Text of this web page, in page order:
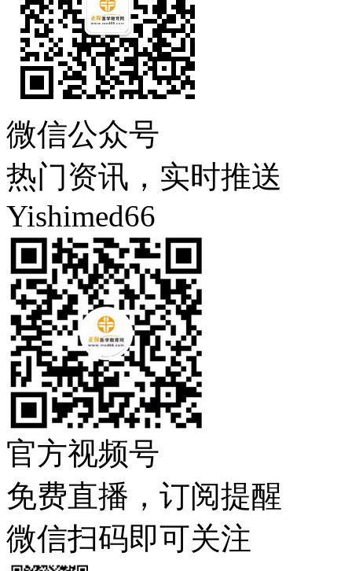
微信公众号
热门资讯，实时推送
Yishimed66
官方视频号
免费直播，订阅提醒
微信扫码即可关注